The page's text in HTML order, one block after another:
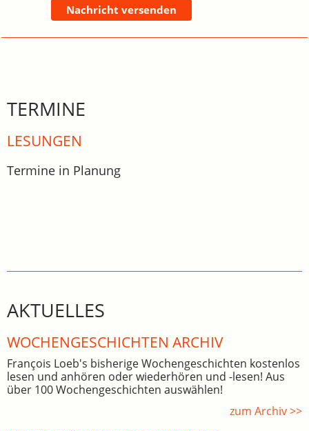
Nachricht versenden
TERMINE
LESUNGEN
Termine in Planung
AKTUELLES
WOCHEN­GE­SCHICHTEN ARCHIV
François Loeb's bisherige Wochengeschichten kostenlos
lesen und anhören oder wiederhören und -lesen! Aus
über 100 Wochengeschichten auswählen!
zum Archiv >>